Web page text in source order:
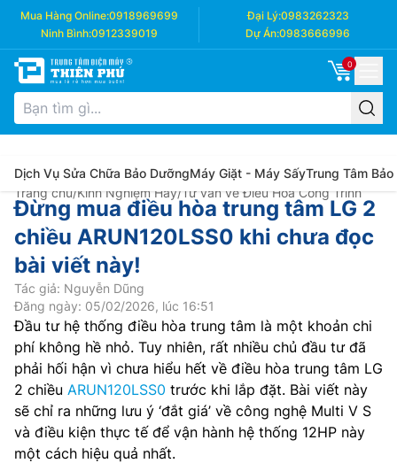
Mua Hàng Online:0918969699 Đại Lý:0983262323
Ninh Bình:0912339019 Dự Án:0983666996
0
Dịch Vụ Sửa Chữa Bảo DưỡngMáy Giặt - Máy SấyTrung Tâm Bảo
Trang chủ/Kinh Nghiệm Hay/Tư vấn về Điều Hòa Công Trình
Đừng mua điều hòa trung tâm LG 2
chiều ARUN120LSS0 khi chưa đọc
bài viết này!
Tác giả: Nguyễn Dũng
Đăng ngày: 05/02/2026, lúc 16:51
Đầu tư hệ thống điều hòa trung tâm là một khoản chi
phí không hề nhỏ. Tuy nhiên, rất nhiều chủ đầu tư đã
phải hối hận vì chưa hiểu hết về điều hòa trung tâm LG
2 chiều ARUN120LSS0 trước khi lắp đặt. Bài viết này
sẽ chỉ ra những lưu ý ‘đắt giá’ về công nghệ Multi V S
và điều kiện thực tế để vận hành hệ thống 12HP này
một cách hiệu quả nhất.